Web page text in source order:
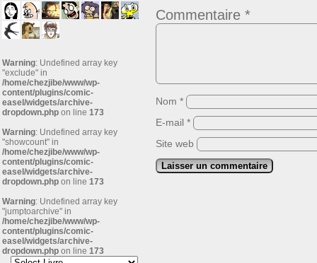
Warning: Undefined array key
"exclude" in
/home/chezjibe/www/wp-
content/plugins/comic-
easel/widgets/archive-
dropdown.php on line 173
Warning: Undefined array key
"showcount" in
/home/chezjibe/www/wp-
content/plugins/comic-
easel/widgets/archive-
dropdown.php on line 173
Warning: Undefined array key
"jumptoarchive" in
/home/chezjibe/www/wp-
content/plugins/comic-
easel/widgets/archive-
dropdown.php on line 173
Commentaire *
Nom *
E-mail *
Site web